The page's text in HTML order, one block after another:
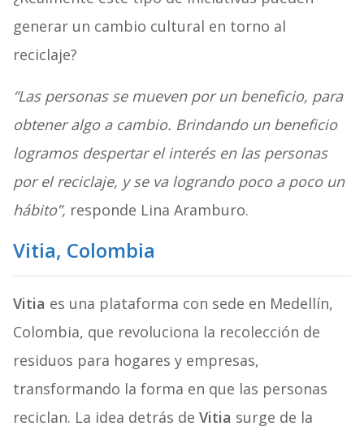
generar un cambio cultural en torno al
reciclaje?
“Las personas se mueven por un beneficio, para
obtener algo a cambio. Brindando un beneficio
logramos despertar el interés en las personas
por el reciclaje, y se va logrando poco a poco un
hábito”, responde Lina Aramburo.
Vitia, Colombia
Vitia es una plataforma con sede en Medellín,
Colombia, que revoluciona la recolección de
residuos para hogares y empresas,
transformando la forma en que las personas
reciclan. La idea detrás de Vitia surge de la